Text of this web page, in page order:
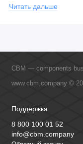
обучение
Читать дальше
CBM — components
www.cbm.company ©
Поддержка
8 800 100 01 52
info@cbm.company